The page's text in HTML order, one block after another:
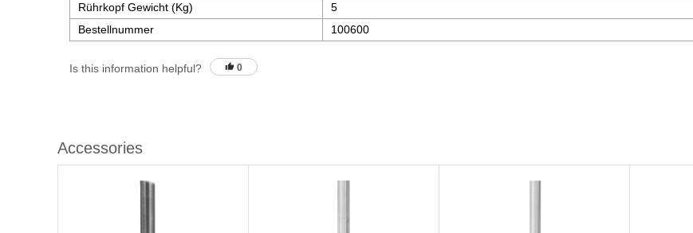
Rührkopf Gewicht (Kg)
5
Bestellnummer
100600
Is this information helpful? 0
Accessories